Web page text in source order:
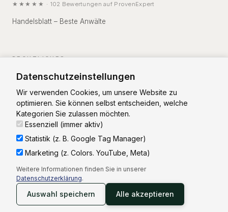
★★★★★ · 102 Bewertungen auf ProvenExpert
Handelsblatt – Beste Anwälte
RECHTLICHES
Impressum
Datenschutz
Vorstand: RA Christian Zierhut
Aufsichtsrat: RA Thorsten Weinsdörfer (Vorsitz)
Datenschutzeinstellungen
Wir verwenden Cookies, um unsere Website zu
optimieren. Sie können selbst entscheiden, welche
Kategorien Sie zulassen möchten.
Essenziell (immer aktiv)
Statistik (z. B. Google Tag Manager)
Marketing (z. Colors. YouTube, Meta)
Weitere Informationen finden Sie in unserer
Datenschutzerklärung.
Auswahl speichern Alle akzeptieren